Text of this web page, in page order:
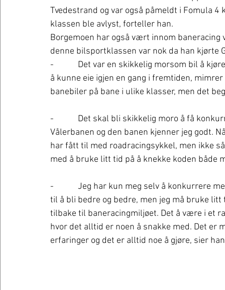
Tvedestrand og var også påmeldt i Fomula
klassen ble avlyst, forteller han.
Borgemoen har også vært innom
denne bilsportklassen var nok da han kjørte
-            Det var en skikkelig morsom bil
å kunne eie igjen en gang i fremtiden,
banebiler på bane i ulike klasser, men det
-            Det skal bli skikkelig moro å få
Vålerbanen og den banen kjenner jeg godt.
har fått til med roadracingsykkel, men ikke
med å bruke litt tid på å knekke koden både
-            Jeg har kun meg selv å
til å bli bedre og bedre, men jeg må bruke
tilbake til baneracingmiljøet. Det å være i et
hvor det alltid er noen å snakke med. Det
erfaringer og det er alltid noe å gjøre, sier